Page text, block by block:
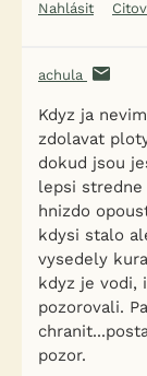
Nahlásit
achula
Kdyz ja
zdolavat
dokud jsou
lepsi
hnizdo
kdysi stalo
vysedely
kdyz je vodi,
pozorovali.
pozor.